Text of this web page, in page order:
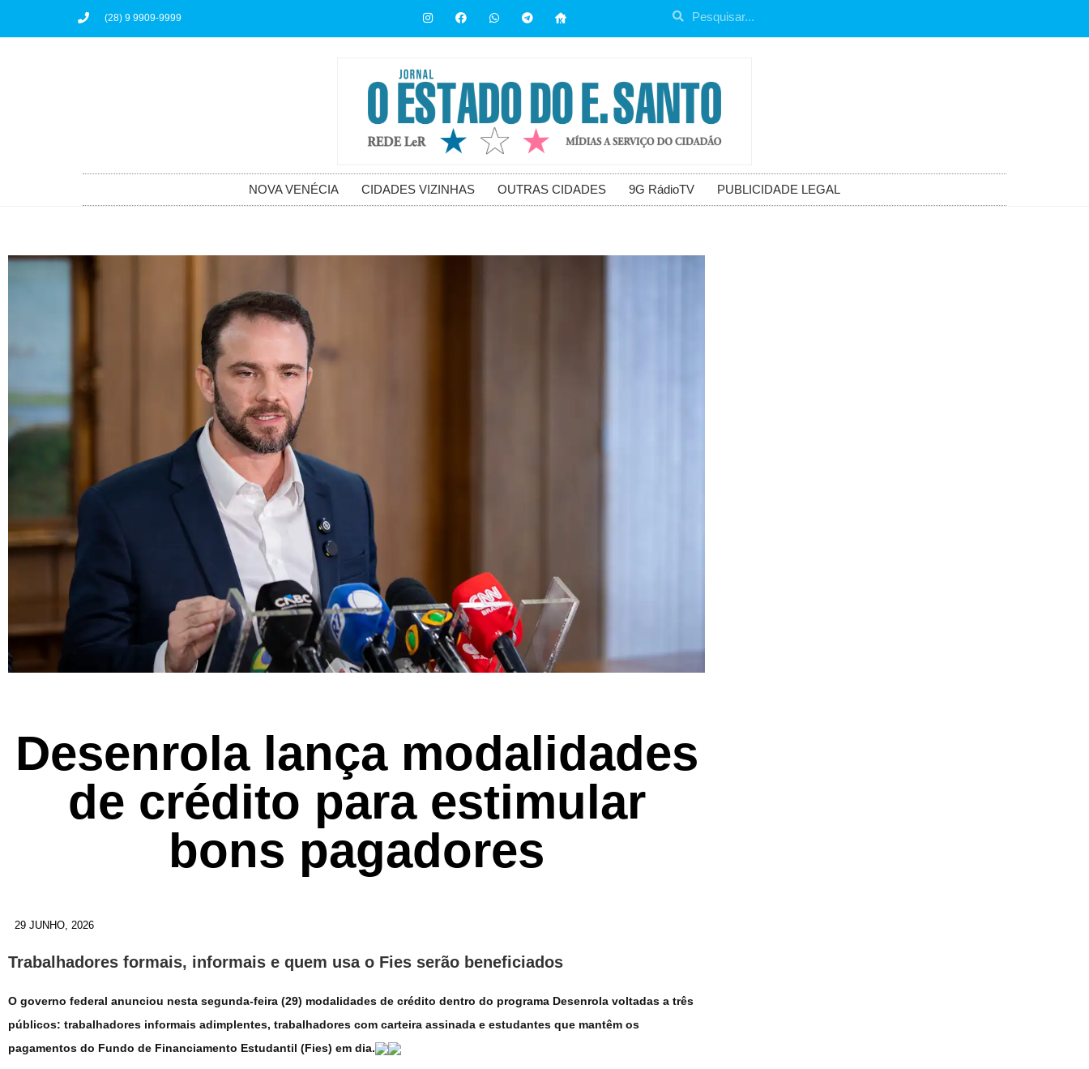
(28) 9 9909-9999
NOVA VENÉCIA CIDADES VIZINHAS OUTRAS CIDADES 9G RádioTV PUBLICIDADE LEGAL
Desenrola lança modalidades
de crédito para estimular
bons pagadores
29 JUNHO, 2026
Trabalhadores formais, informais e quem usa o Fies serão beneficiados
O governo federal anunciou nesta segunda-feira (29) modalidades de crédito dentro do programa Desenrola voltadas a três
públicos: trabalhadores informais adimplentes, trabalhadores com carteira assinada e estudantes que mantêm os
pagamentos do Fundo de Financiamento Estudantil (Fies) em dia.